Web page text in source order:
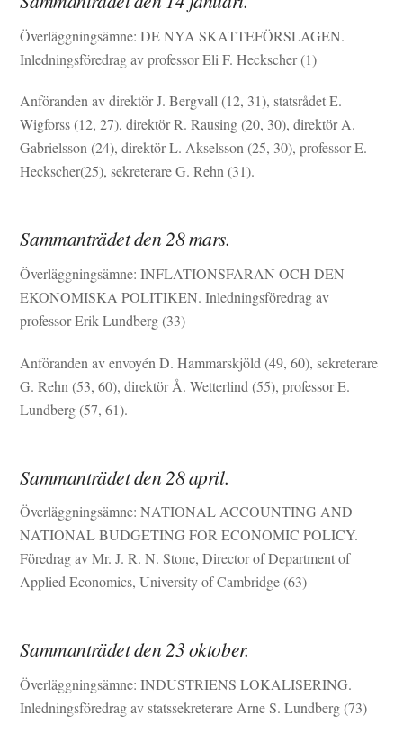
Överläggningsämne: DE NYA SKATTEFÖRSLAGEN.
Inledningsföredrag av professor Eli F. Heckscher (1)
Anföranden av direktör J. Bergvall (12, 31), statsrådet E.
Wigforss (12, 27), direktör R. Rausing (20, 30), direktör A.
Gabrielsson (24), direktör L. Akselsson (25, 30), professor E.
Heckscher(25), sekreterare G. Rehn (31).
Sammanträdet den 28 mars.
Överläggningsämne: INFLATIONSFARAN OCH DEN
EKONOMISKA POLITIKEN. Inledningsföredrag av
professor Erik Lundberg (33)
Anföranden av envoyén D. Hammarskjöld (49, 60), sekreterare
G. Rehn (53, 60), direktör Å. Wetterlind (55), professor E.
Lundberg (57, 61).
Sammanträdet den 28 april.
Överläggningsämne: NATIONAL ACCOUNTING AND
NATIONAL BUDGETING FOR ECONOMIC POLICY.
Föredrag av Mr. J. R. N. Stone, Director of Department of
Applied Economics, University of Cambridge (63)
Sammanträdet den 23 oktober.
Överläggningsämne: INDUSTRIENS LOKALISERING.
Inledningsföredrag av statssekreterare Arne S. Lundberg (73)